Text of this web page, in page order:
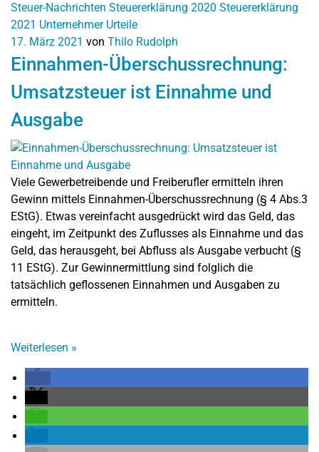
Steuer-Nachrichten Steuererklärung 2020 Steuererklärung
2021 Unternehmer Urteile
17. März 2021 von Thilo Rudolph
Einnahmen-Überschussrechnung:
Umsatzsteuer ist Einnahme und
Ausgabe
Viele Gewerbetreibende und Freiberufler ermitteln ihren
Gewinn mittels Einnahmen-Überschussrechnung (§ 4 Abs.3
EStG). Etwas vereinfacht ausgedrückt wird das Geld, das
eingeht, im Zeitpunkt des Zuflusses als Einnahme und das
Geld, das herausgeht, bei Abfluss als Ausgabe verbucht (§
11 EStG). Zur Gewinnermittlung sind folglich die
tatsächlich geflossenen Einnahmen und Ausgaben zu
ermitteln.
Weiterlesen »